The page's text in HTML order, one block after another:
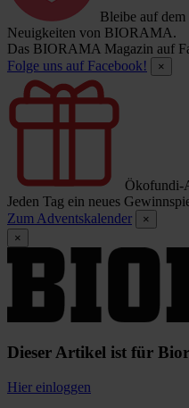
Bleibe auf dem
Neuigkeiten von BIORAMA.
Das BIORAMA Magazin auf
Folge uns auf Facebook!
×
Ökofundi-
Jeden Tag ein neues
Zum Adventskalender
×
×
Dieser Artikel ist für
Hier einloggen